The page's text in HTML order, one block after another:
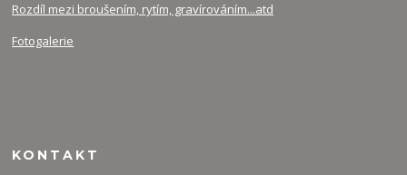
Rozdíl mezi broušením, rytím, gravírováním...atd
Fotogalerie
KONTAKT